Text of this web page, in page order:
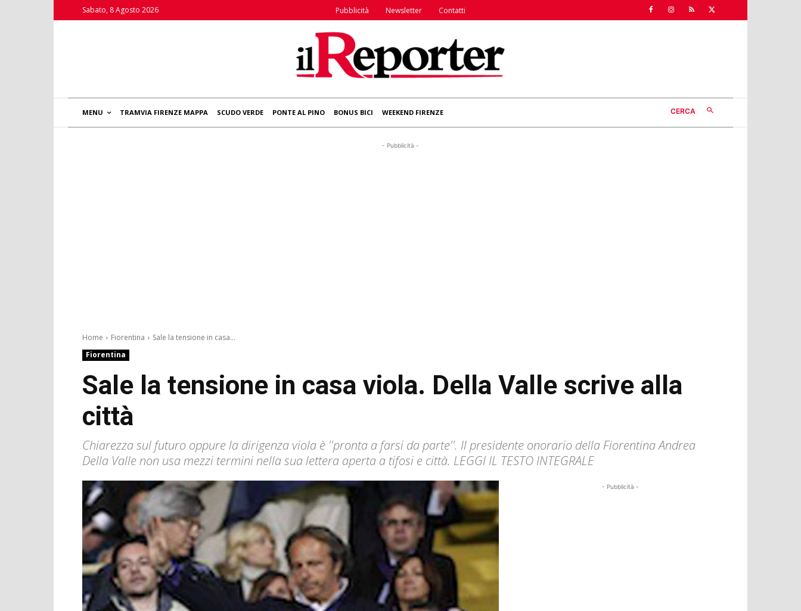
Sabato, 8 Agosto 2026 Pubblicità Newsletter Contatti
MENU TRAMVIA FIRENZE MAPPA SCUDO VERDE PONTE AL PINO BONUS BICI WEEKEND FIRENZE CERCA
- Pubblicità -
Home Fiorentina
Sale la tensione in casa...
Fiorentina
Sale la tensione in casa viola. Della Valle scrive alla
città
Chiarezza sul futuro oppure la dirigenza viola è ''pronta a farsi da parte''. Il presidente onorario della Fiorentina Andrea
Della Valle non usa mezzi termini nella sua lettera aperta a tifosi e città. LEGGI IL TESTO INTEGRALE
- Pubblicità -